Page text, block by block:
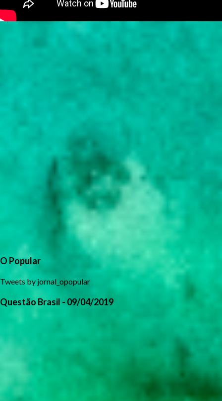
O Popular
Tweets by jornal_opopular
Questão Brasil - 09/04/2019